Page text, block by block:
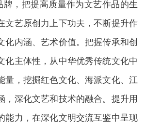
牌，把提高质量作为文艺作品的生
文艺原创力上下功夫，不断提升作
化内涵、艺术价值。把握传承和创
化主体性，从中华优秀传统文化中
量，挖掘红色文化、海派文化、江
，深化文艺和技术的融合。提升用
能力，在深化文明交流互鉴中呈现